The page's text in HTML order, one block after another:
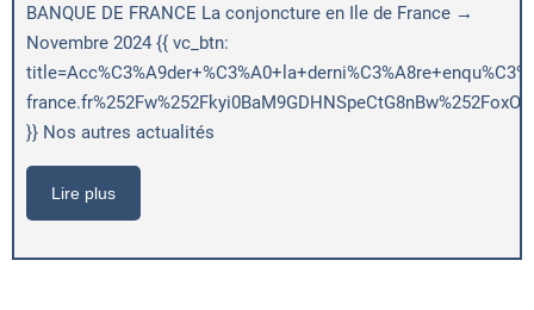
BANQUE DE FRANCE La conjoncture en Ile de France →
Novembre 2024 {{ vc_btn:
}} Nos autres actualités
Lire plus